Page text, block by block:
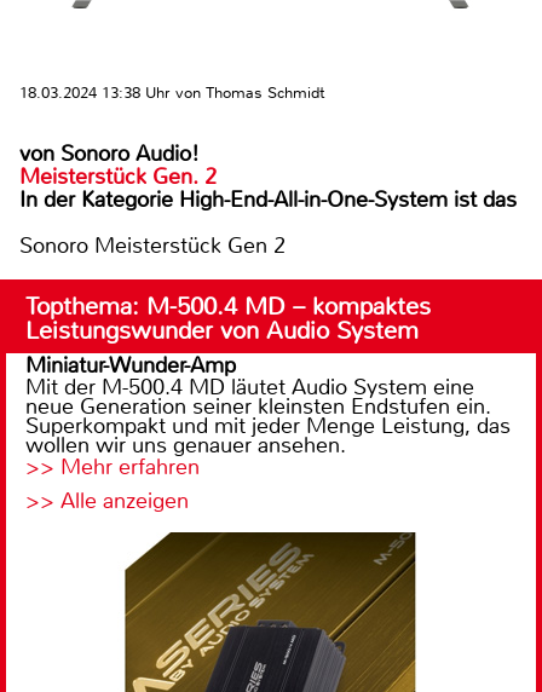
18.03.2024 13:38 Uhr von Thomas Schmidt
In der Kategorie High-End-All-in-One-System ist das
Meisterstück Gen. 2
von Sonoro Audio!
Sonoro Meisterstück Gen 2
Topthema: M-500.4 MD – kompaktes
Leistungswunder von Audio System
Miniatur-Wunder-Amp
Mit der M-500.4 MD läutet Audio System eine
neue Generation seiner kleinsten Endstufen ein.
Superkompakt und mit jeder Menge Leistung, das
wollen wir uns genauer ansehen.
>> Mehr erfahren
>> Alle anzeigen